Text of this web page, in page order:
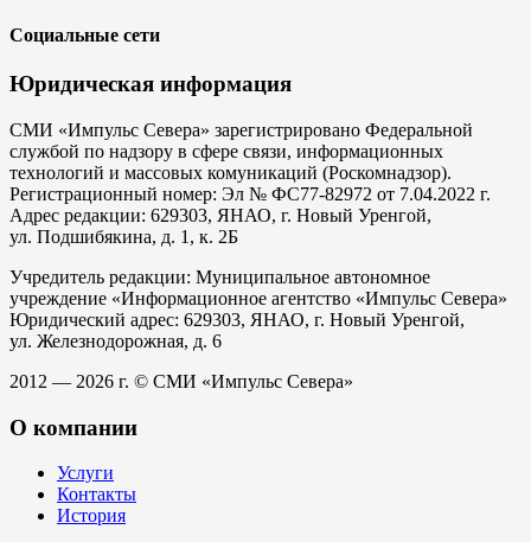
Социальные сети
Юридическая информация
СМИ «Импульс Севера» зарегистрировано Федеральной
службой по надзору в сфере связи, информационных
технологий и массовых комуникаций (Роскомнадзор).
Регистрационный номер: Эл № ФС77-82972 от 7.04.2022 г.
Адрес редакции: 629303, ЯНАО, г. Новый Уренгой,
ул. Подшибякина, д. 1, к. 2Б
Учредитель редакции: Муниципальное автономное
учреждение «Информационное агентство «Импульс Севера»
Юридический адрес: 629303, ЯНАО, г. Новый Уренгой,
ул. Железнодорожная, д. 6
2012 — 2026 г. © СМИ «Импульс Севера»
О компании
Услуги
Контакты
История